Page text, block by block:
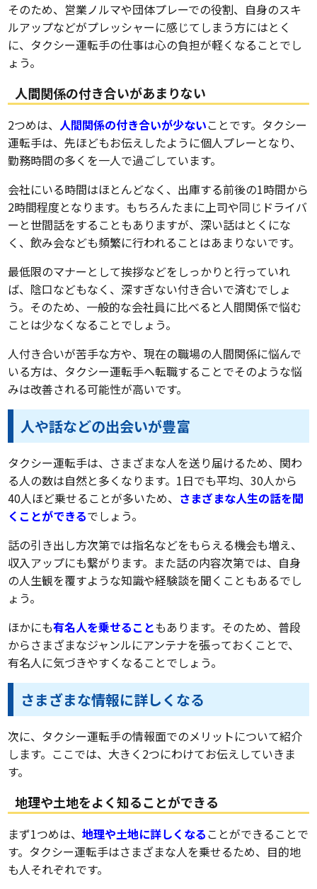
そのため、営業ノルマや団体プレーでの役割、自身のスキ
ルアップなどがプレッシャーに感じてしまう方にはとく
に、タクシー運転手の仕事は心の負担が軽くなることでし
ょう。
人間関係の付き合いがあまりない
2つめは、人間関係の付き合いが少ないことです。タクシー
運転手は、先ほどもお伝えしたように個人プレーとなり、
勤務時間の多くを一人で過ごしています。
会社にいる時間はほとんどなく、出庫する前後の1時間から
2時間程度となります。もちろんたまに上司や同じドライバ
ーと世間話をすることもありますが、深い話はとくにな
く、飲み会なども頻繁に行われることはあまりないです。
最低限のマナーとして挨拶などをしっかりと行っていれ
ば、陰口などもなく、深すぎない付き合いで済むでしょ
う。そのため、一般的な会社員に比べると人間関係で悩む
ことは少なくなることでしょう。
人付き合いが苦手な方や、現在の職場の人間関係に悩んで
いる方は、タクシー運転手へ転職することでそのような悩
みは改善される可能性が高いです。
人や話などの出会いが豊富
タクシー運転手は、さまざまな人を送り届けるため、関わ
る人の数は自然と多くなります。1日でも平均、30人から
40人ほど乗せることが多いため、 さまざまな人生の話を聞
くことができるでしょう。
話の引き出し方次第では指名などをもらえる機会も増え、
収入アップにも繋がります。また話の内容次第では、自身
の人生観を覆すような知識や経験談を聞くこともあるでし
ょう。
ほかにも有名人を乗せることもあります。そのため、普段
からさまざまなジャンルにアンテナを張っておくことで、
有名人に気づきやすくなることでしょう。
さまざまな情報に詳しくなる
次に、タクシー運転手の情報面でのメリットについて紹介
します。ここでは、大きく2つにわけてお伝えしていきま
す。
地理や土地をよく知ることができる
まず1つめは、地理や土地に詳しくなる ことができることで
す。タクシー運転手はさまざまな人を乗せるため、目的地
も人それぞれです。